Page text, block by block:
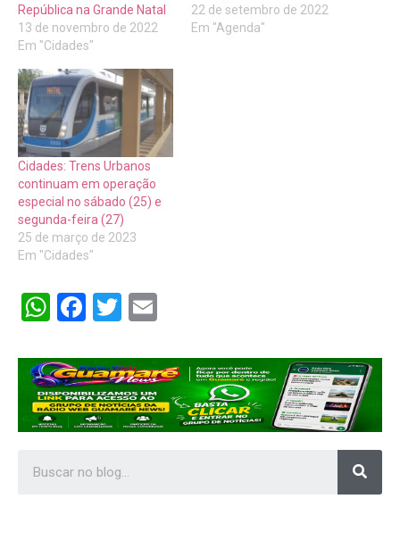
República na Grande Natal
13 de novembro de 2022
Em "Cidades"
22 de setembro de 2022
Em "Agenda"
Cidades: Trens Urbanos
continuam em operação
especial no sábado (25) e
segunda-feira (27)
25 de março de 2023
Em "Cidades"
WhatsApp
Facebook
Twitter